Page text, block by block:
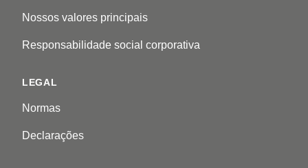
Nossos valores principais
Responsabilidade social corporativa
LEGAL
Normas
Declarações